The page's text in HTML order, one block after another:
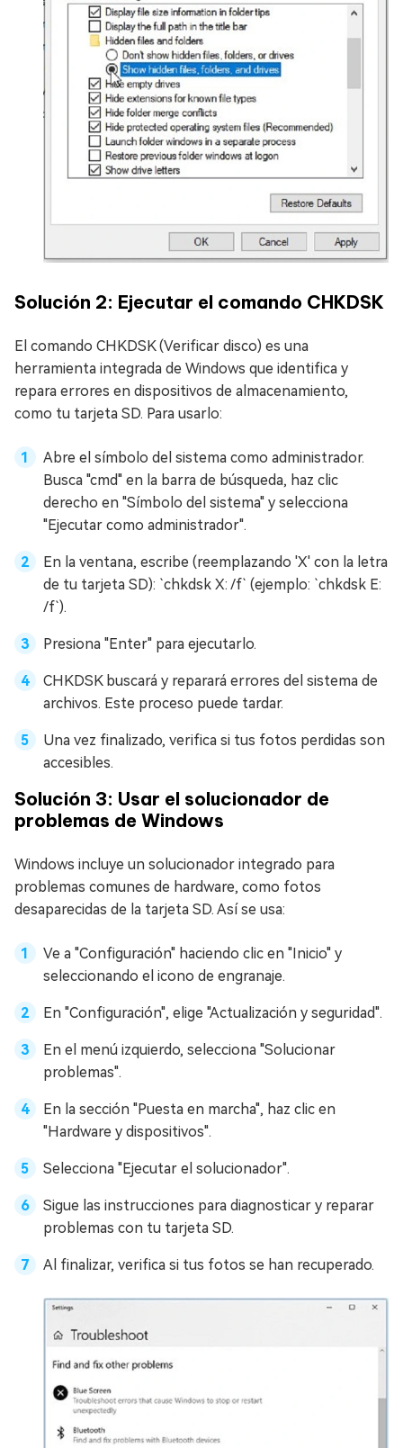
Solución 2: Ejecutar el comando CHKDSK
El comando CHKDSK (Verificar disco) es una
herramienta integrada de Windows que identifica y
repara errores en dispositivos de almacenamiento,
como tu tarjeta SD. Para usarlo:
Abre el símbolo del sistema como administrador.
Busca "cmd" en la barra de búsqueda, haz clic
derecho en "Símbolo del sistema" y selecciona
"Ejecutar como administrador".
En la ventana, escribe (reemplazando 'X' con la letra
de tu tarjeta SD): `chkdsk X: /f` (ejemplo: `chkdsk E:
/f`).
Presiona "Enter" para ejecutarlo.
CHKDSK buscará y reparará errores del sistema de
archivos. Este proceso puede tardar.
Una vez finalizado, verifica si tus fotos perdidas son
accesibles.
Solución 3: Usar el solucionador de
problemas de Windows
Windows incluye un solucionador integrado para
problemas comunes de hardware, como fotos
desaparecidas de la tarjeta SD. Así se usa:
Ve a "Configuración" haciendo clic en "Inicio" y
seleccionando el icono de engranaje.
En "Configuración", elige "Actualización y seguridad".
En el menú izquierdo, selecciona "Solucionar
problemas".
En la sección "Puesta en marcha", haz clic en
"Hardware y dispositivos".
Selecciona "Ejecutar el solucionador".
Sigue las instrucciones para diagnosticar y reparar
problemas con tu tarjeta SD.
Al finalizar, verifica si tus fotos se han recuperado.